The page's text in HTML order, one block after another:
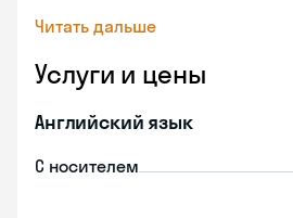
Читать дальше
Услуги и цены
Английский язык
С носителем